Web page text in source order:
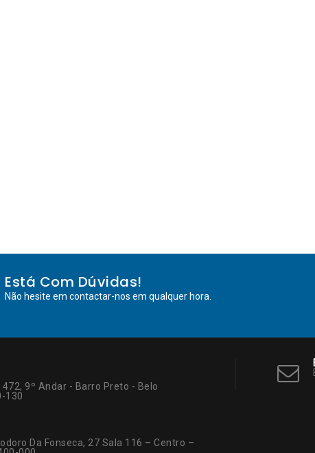
Está Com Dúvidas!
Não hesite em contactar-nos em qualquer hora.
472, 9º Andar - Barro Preto - Belo
130
Da Fonseca, 27 Sala 116 – Centro –